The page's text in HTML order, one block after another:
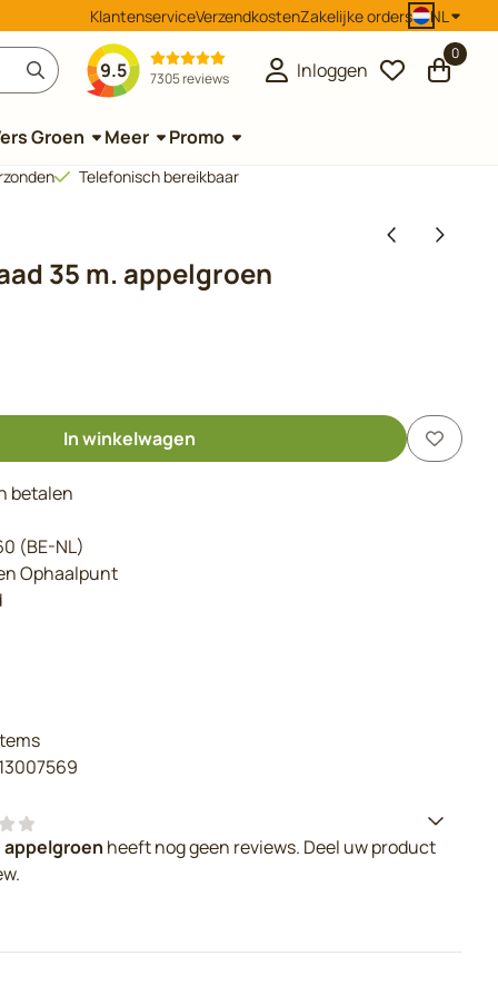
KlantenserviceVerzendkostenZakelijke orders NL
9.5 7305 reviews Inloggen
0
Groen Meer Promo
Telefonisch bereikbaar
35 m. appelgroen
In winkelwagen
betalen
(BE-NL)
Ophaalpunt
appelgroen heeft nog geen reviews. Deel uw product